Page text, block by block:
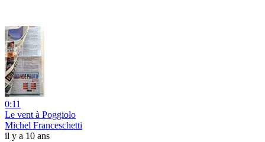
0:11
Le vent à Poggiolo
Michel Franceschetti
il y a 10 ans